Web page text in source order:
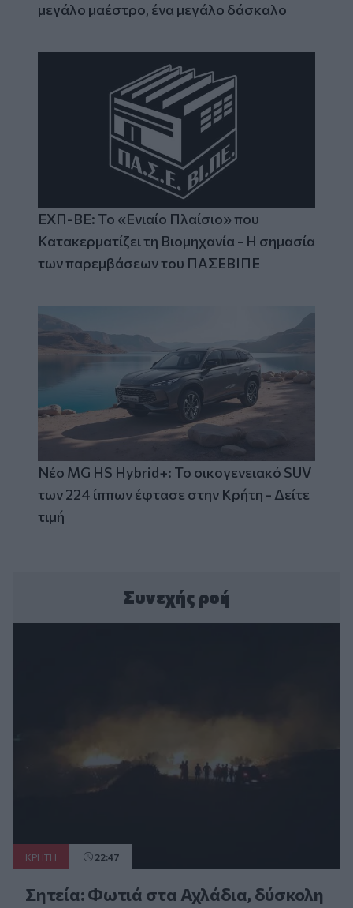
μεγάλο μαέστρο, ένα μεγάλο δάσκαλο
ΕΧΠ-ΒΕ: Το «Ενιαίο Πλαίσιο» που
Κατακερματίζει τη Βιομηχανία - Η σημασία
των παρεμβάσεων του ΠΑΣΕΒΙΠΕ
Νέο MG HS Hybrid+: Το οικογενειακό SUV
των 224 ίππων έφτασε στην Κρήτη - Δείτε
τιμή
Συνεχής ροή
ΚΡΗΤΗ 22:47
Σητεία: Φωτιά στα Αχλάδια, δύσκολη